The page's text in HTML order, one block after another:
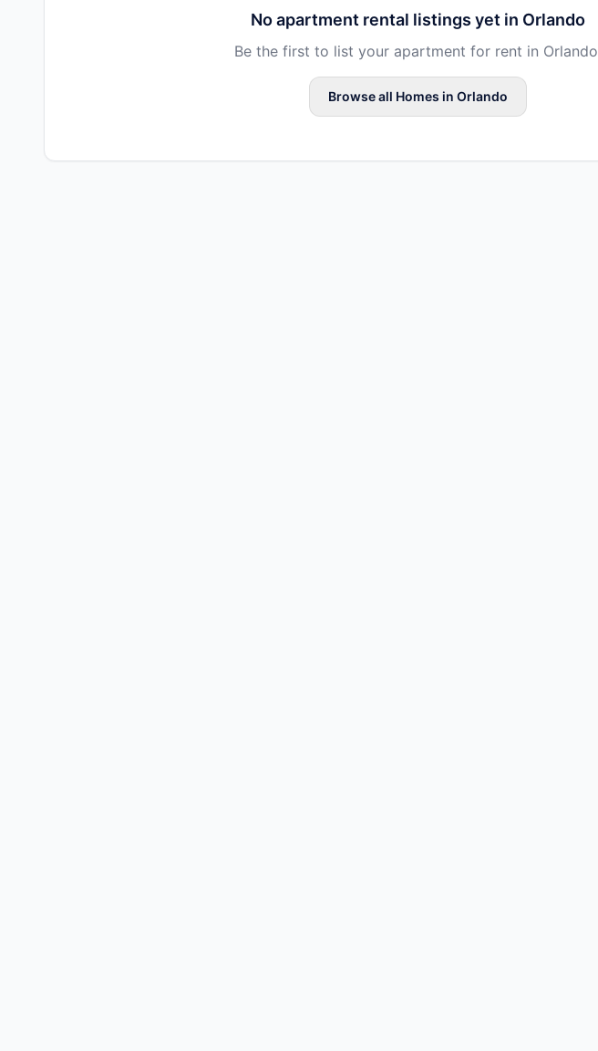
Noapartment rental listings yet in Orlando
Be the first to list your apartment for rent in Orlando
Browse all Homes inOrlando